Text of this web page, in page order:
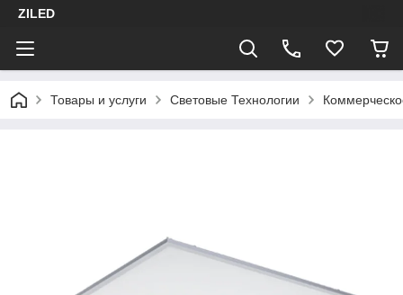
ZILED
Товары и услуги Световые Технологии